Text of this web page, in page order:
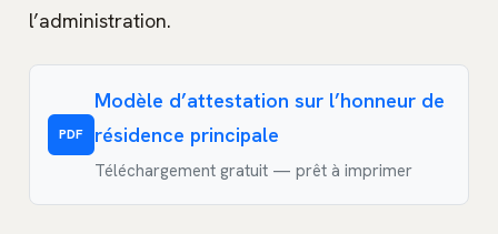
l’administration.
PDF
Modèle d’attestation sur l’honneur de
résidence principale
Téléchargement gratuit — prêt à imprimer